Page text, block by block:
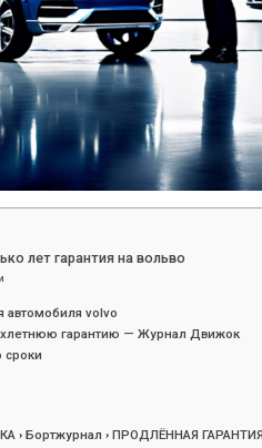
лет гарантия на вольво
автомобиля volvo
гарантию — Журнал Движок
сроки
› Бортжурнал › ПРОДЛЁННАЯ